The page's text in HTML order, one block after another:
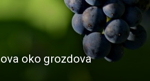
oko grozdova